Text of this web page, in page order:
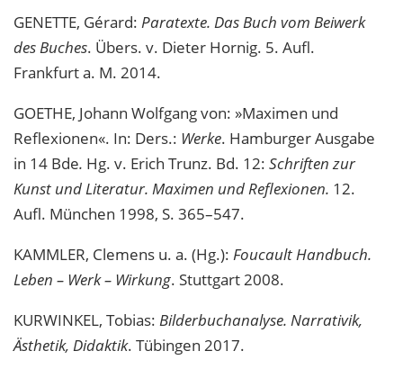
GENETTE, Gérard: Paratexte. Das Buch vom Beiwerk
des Buches. Übers. v. Dieter Hornig. 5. Aufl.
Frankfurt a. M. 2014.
GOETHE, Johann Wolfgang von: »Maximen und
Reflexionen«. In: Ders.: Werke. Hamburger Ausgabe
in 14 Bde. Hg. v. Erich Trunz. Bd. 12: Schriften zur
Kunst und Literatur. Maximen und Reflexionen. 12.
Aufl. München 1998, S. 365–547.
KAMMLER, Clemens u. a. (Hg.): Foucault Handbuch.
Leben – Werk – Wirkung. Stuttgart 2008.
KURWINKEL, Tobias: Bilderbuchanalyse. Narrativik,
Ästhetik, Didaktik. Tübingen 2017.